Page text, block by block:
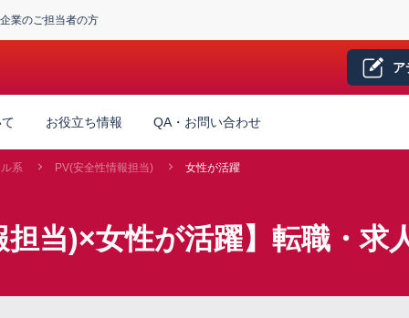
企業のご担当者の方
ア
お役立ち情報 QA・お問い合わせ
系 PV(安全性情報担当) 女性が活躍
当)×女性が活躍】転職・求